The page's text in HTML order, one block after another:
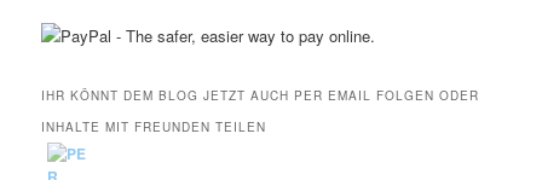
IHR KÖNNT DEM BLOG JETZT AUCH PER EMAIL FOLGEN ODER
INHALTE MIT FREUNDEN TEILEN